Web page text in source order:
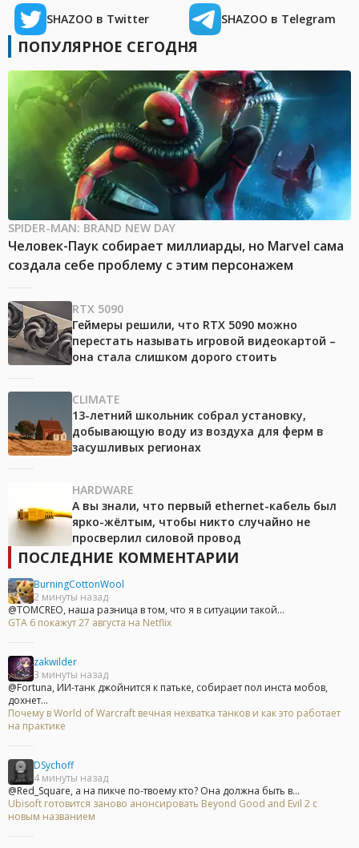
SHAZOO в Twitter SHAZOO в Telegram
ПОПУЛЯРНОЕ СЕГОДНЯ
SPIDER-MAN: BRAND NEW DAY
Человек-Паук собирает миллиарды, но Marvel сама
создала себе проблему с этим персонажем
RTX 5090
Геймеры решили, что RTX 5090 можно
перестать называть игровой видеокартой –
она стала слишком дорого стоить
CLIMATE
13-летний школьник собрал установку,
добывающую воду из воздуха для ферм в
засушливых регионах
HARDWARE
А вы знали, что первый ethernet-кабель был
ярко-жёлтым, чтобы никто случайно не
просверлил силовой провод
ПОСЛЕДНИЕ КОММЕНТАРИИ
BurningCottonWool
2 минуты назад
@TOMCREO, наша разница в том, что я в ситуации такой...
GTA 6 покажут 27 августа на Netflix
zakwilder
3 минуты назад
@Fortuna, ИИ-танк джойнится к патьке, собирает пол инста мобов,
дохнет...
Почему в World of Warcraft вечная нехватка танков и как это работает
на практике
DSychoff
4 минуты назад
@Red_Square, а на пикче по-твоему кто? Она должна быть в...
Ubisoft готовится заново анонсировать Beyond Good and Evil 2 с
новым названием